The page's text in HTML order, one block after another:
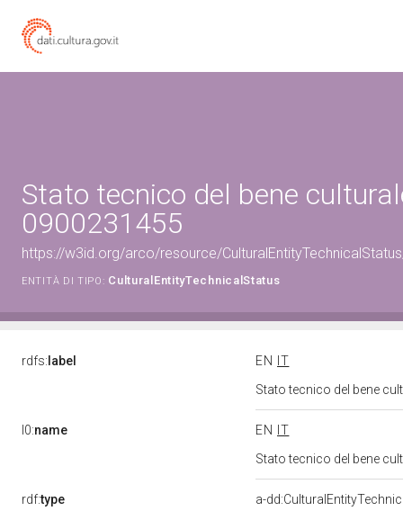
Stato tecnico del bene
0900231455
https://w3id.org/arco/resource/
ENTITÀ DI TIPO: CulturalEntityTechnicalStatus
rdfs: label EN
IT
Stato tecnico del bene
l0:name EN
IT
Stato tecnico del bene
rdf:type
a-